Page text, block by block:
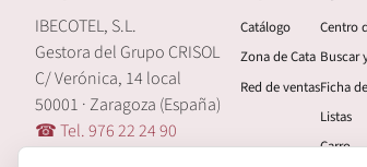
IBECOTEL, S.L.
Gestora del Grupo CRISOL
C/ Verónica, 14 local
50001 · Zaragoza (España)
☎ Tel. 976 22 24 90
Catálogo
Zona de Cata
Red de ventas
Centro
Buscar
Ficha
Listas
Carro